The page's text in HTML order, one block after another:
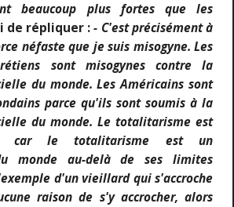
beaucoup plus fortes que les
de répliquer :- C'est précisément à
néfaste que je suis misogyne. Les
sont misogynes contre la
du monde. Les Américains sont
parce qu'ils sont soumis à la
du monde. Le totalitarisme est
car le totalitarisme est un
monde au-delà de ses limites
d'un vieillard qui s'accroche
raison de s'y accrocher, alors